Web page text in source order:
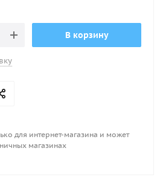
В корзину
для интернет-магазина и может
магазинах